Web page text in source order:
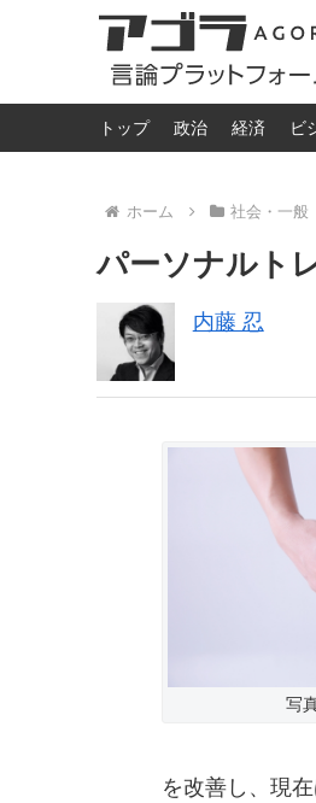
トップ 政治 経済 ビ
ホーム 社会・一般
パーソナルト
内藤 忍
写
を改善し、現